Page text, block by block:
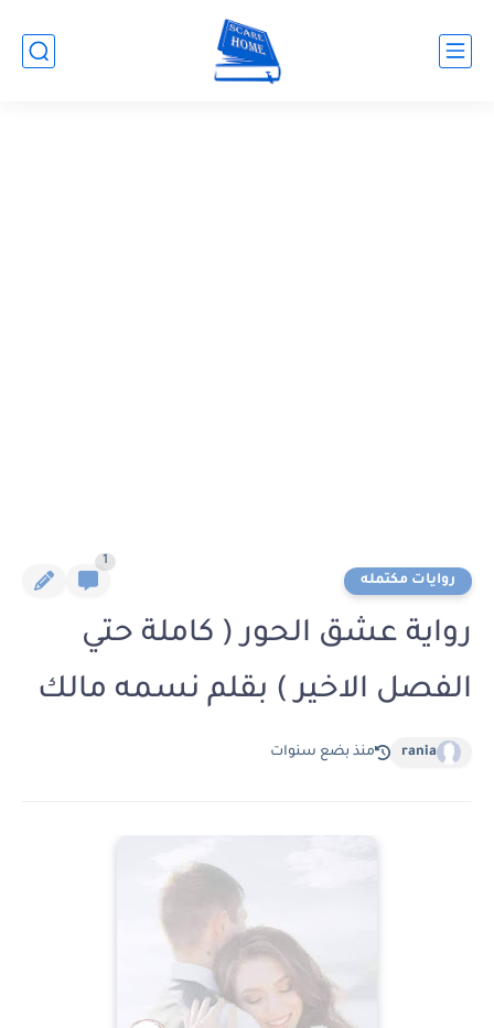
روايات مكتمله
1
رواية عشق الحور ( كاملة حتي
الفصل الاخير ) بقلم نسمه مالك
rania منذ بضع سنوات